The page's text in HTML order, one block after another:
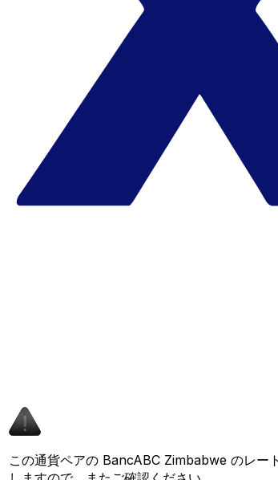
この通貨ペアの BancABC Zimbabwe のレー